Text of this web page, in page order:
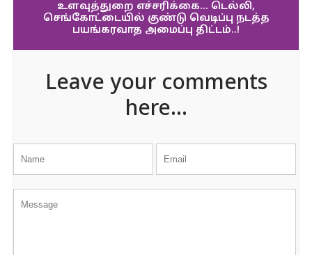
உளவுத்துறை எச்சரிக்கை… டெல்லி,
செங்கோட்டையில் குண்டு வெடிப்பு நடத்த
பயங்கரவாத அமைப்பு திட்டம்..!
Leave your comments
here...